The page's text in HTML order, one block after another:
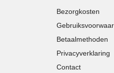
Bezorgkosten
Betaalmethoden
Privacyverklaring
Contact